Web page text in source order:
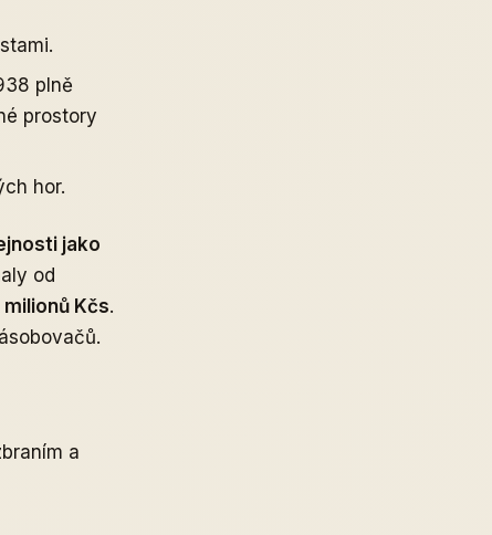
plně
prostory
hor.
jako
od
Kčs.
a